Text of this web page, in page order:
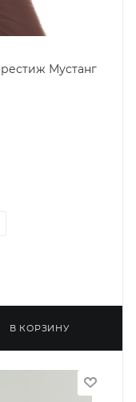
Мустанг
В КОРЗИНУ